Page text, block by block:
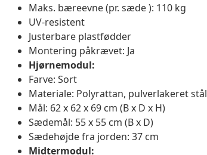
Maks. bæreevne (pr. sæde ): 110 kg
UV-resistent
Justerbare plastfødder
Montering påkrævet: Ja
Hjørnemodul:
Farve: Sort
Materiale: Polyrattan, pulverlakeret stål
Mål: 62 x 62 x 69 cm (B x D x H)
Sædemål: 55 x 55 cm (B x D)
Sædehøjde fra jorden: 37 cm
Midtermodul: